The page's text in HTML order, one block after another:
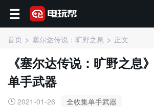
首页 塞尔达传说：旷野之息 正文
《塞尔达传说：旷野之
单手武器
2021-01-26 全收集单手武器